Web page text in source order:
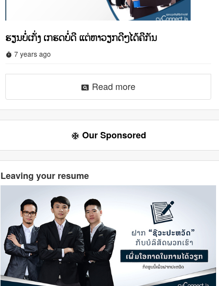
ຮຽນບໍ່ເກັ່ງ ເກຮດບໍ່ດີ ແຕ່ຫາວຽກດີໆໄດ້ຄືກັນ
timer 7 years ago
pageview Read more
ac_unit Our Sponsored
Leaving your resume